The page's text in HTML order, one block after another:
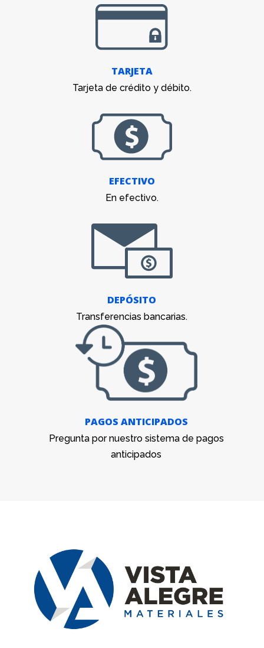
TARJETA
Tarjeta de crédito y débito.
EFECTIVO
En efectivo.
DEPÓSITO
Transferencias bancarias.
PAGOS ANTICIPADOS
Pregunta por nuestro sistema de pagos
anticipados